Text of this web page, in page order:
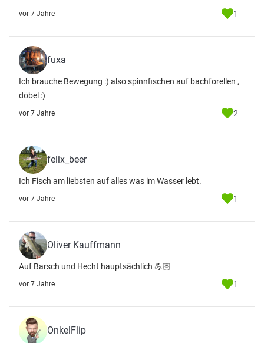
vor 7 Jahre 1
fuxa
Ich brauche Bewegung :) also spinnfischen auf bachforellen ,
döbel :)
vor 7 Jahre 2
felix_beer
Ich Fisch am liebsten auf alles was im Wasser lebt.
vor 7 Jahre 1
Oliver Kauffmann
Auf Barsch und Hecht hauptsächlich 💪🏻
vor 7 Jahre 1
OnkelFlip